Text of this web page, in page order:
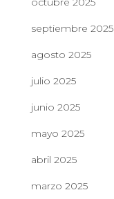
septiembre 2025
agosto 2025
julio 2025
junio 2025
mayo 2025
abril 2025
marzo 2025